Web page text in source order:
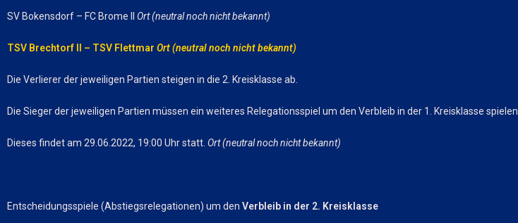
SV Bokensdorf – FC Brome II Ort (neutral noch nicht bekannt)
TSV Brechtorf II – TSV Flettmar Ort (neutral noch nicht bekannt)
Die Verlierer der jeweiligen Partien steigen in die 2. Kreisklasse ab.
Die Sieger der jeweiligen Partien müssen ein weiteres Relegationsspiel um den Verbleib in der 1. Kreisklasse spielen.
Dieses findet am 29.06.2022, 19:00 Uhr statt. Ort (neutral noch nicht bekannt)
Entscheidungsspiele (Abstiegsrelegationen) um den Verbleib in der 2. Kreisklasse